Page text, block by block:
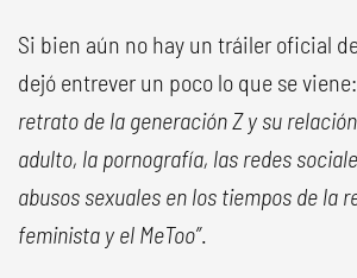
Si bien aún no hay un tráiler oficial
dejó entrever un poco lo que se viene:
retrato de la generación Z y su
adulto, la pornografía, las redes
abusos sexuales en los tiempos de la
feminista y el MeToo”.